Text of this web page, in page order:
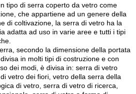
tipo di serra coperto da vetro come
che appartiene ad un genere della
di coltivazione, la serra di vetro ha la
adatta ad uso in varie aree e tutti i tipi
secondo la dimensione della portata
in molti tipi di costruzione e con
dei modi, è divisa in: serra di vetro
vetro dei fiori, vetro della serra della
di vetro, serra di vetro di ricerca,